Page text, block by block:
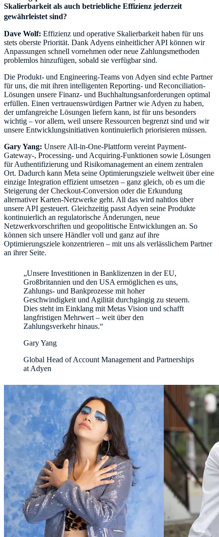
Skalierbarkeit als auch betriebliche Effizienz jederzeit
gewährleistet sind?
Dave Wolf: Effizienz und operative Skalierbarkeit haben für uns
stets oberste Priorität. Dank Adyens einheitlicher API können wir
Anpassungen schnell vornehmen oder neue Zahlungsmethoden
problemlos hinzufügen, sobald sie verfügbar sind.
Die Produkt- und Engineering-Teams von Adyen sind echte Partner
für uns, die mit ihren intelligenten Reporting- und Reconciliation-
Lösungen unsere Finanz- und Buchhaltungsanforderungen optimal
erfüllen. Einen vertrauenswürdigen Partner wie Adyen zu haben,
der umfangreiche Lösungen liefern kann, ist für uns besonders
wichtig – vor allem, weil unsere Ressourcen begrenzt sind und wir
unsere Entwicklungsinitiativen kontinuierlich priorisieren müssen.
Gary Yang: Unsere All-in-One-Plattform vereint Payment-
Gateway-, Processing- und Acquiring-Funktionen sowie Lösungen
für Authentifizierung und Risikomanagement an einem zentralen
Ort. Dadurch kann Meta seine Optimierungsziele weltweit über eine
einzige Integration effizient umsetzen – ganz gleich, ob es um die
Steigerung der Checkout-Conversion oder die Erkundung
alternativer Karten-Netzwerke geht. All das wird nahtlos über
unsere API gesteuert. Gleichzeitig passt Adyen seine Produkte
kontinuierlich an regulatorische Änderungen, neue
Netzwerkvorschriften und geopolitische Entwicklungen an. So
können sich unsere Händler voll und ganz auf ihre
Optimierungsziele konzentrieren – mit uns als verlässlichem Partner
an ihrer Seite.
„Unsere Investitionen in Banklizenzen in der EU,
Großbritannien und den USA ermöglichen es uns,
Zahlungs- und Bankprozesse mit hoher
Geschwindigkeit und Agilität durchgängig zu steuern.
Dies steht im Einklang mit Metas Vision und schafft
langfristigen Mehrwert – weit über den
Gary Yang
Global Head of Account Management and Partnerships
at Adyen